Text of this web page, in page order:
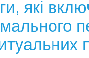
які